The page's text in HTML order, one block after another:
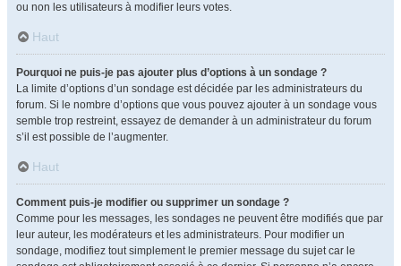
ou non les utilisateurs à modifier leurs votes.
Haut
Pourquoi ne puis-je pas ajouter plus d’options à un sondage ?
La limite d’options d’un sondage est décidée par les administrateurs du
forum. Si le nombre d’options que vous pouvez ajouter à un sondage vous
semble trop restreint, essayez de demander à un administrateur du forum
s’il est possible de l’augmenter.
Haut
Comment puis-je modifier ou supprimer un sondage ?
Comme pour les messages, les sondages ne peuvent être modifiés que par
leur auteur, les modérateurs et les administrateurs. Pour modifier un
sondage, modifiez tout simplement le premier message du sujet car le